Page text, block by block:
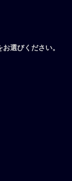
選びください。